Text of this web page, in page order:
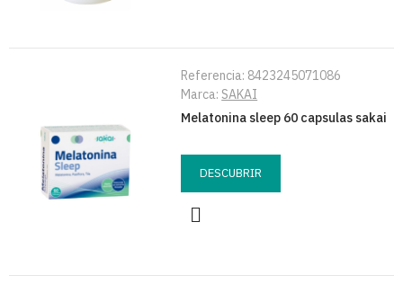
Referencia: 8423245071086
Marca: SAKAI
Melatonina sleep 60 capsulas sakai
DESCUBRIR